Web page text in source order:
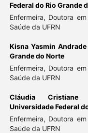
Federal do Rio Grande
Enfermeira, Doutora
Saúde da UFRN
Kisna Yasmin Andrade
Grande do Norte
Enfermeira, Doutora
Saúde da UFRN
Cláudia Cristiane
Universidade Federal
Enfermeira, Doutora
Saúde da UFRN